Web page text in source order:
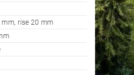
mm, rise 20 mm